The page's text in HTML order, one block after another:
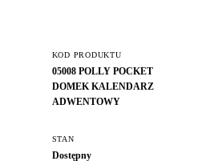
KOD PRODUKTU
05008 POLLY POCKET
DOMEK KALENDARZ
ADWENTOWY
STAN
Dostępny